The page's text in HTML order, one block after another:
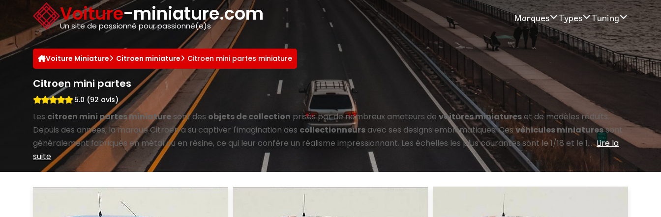
Voiture-miniature.com
Un site de passionné pour passionné(e)s
Marques Types Tuning
Voiture Miniature Citroen miniature Citroen mini partes miniature
Citroen mini partes
5.0 (92 avis)
Les citroen mini partes miniature sont des objets de collection prisés par de nombreux amateurs devoitures miniatureset de modèles réduits.
Depuis des années, la marque Citroën a su captiver l'imagination des collectionneursavec ses designs emblématiques. Cesvéhicules miniaturessont
généralement fabriqués en métal ou en résine, ce qui leur confère un réalisme impressionnant. Les échelles les plus courantes sont le 1/18 et le 1... Lire la
suite
Panneau de gestion des cookies